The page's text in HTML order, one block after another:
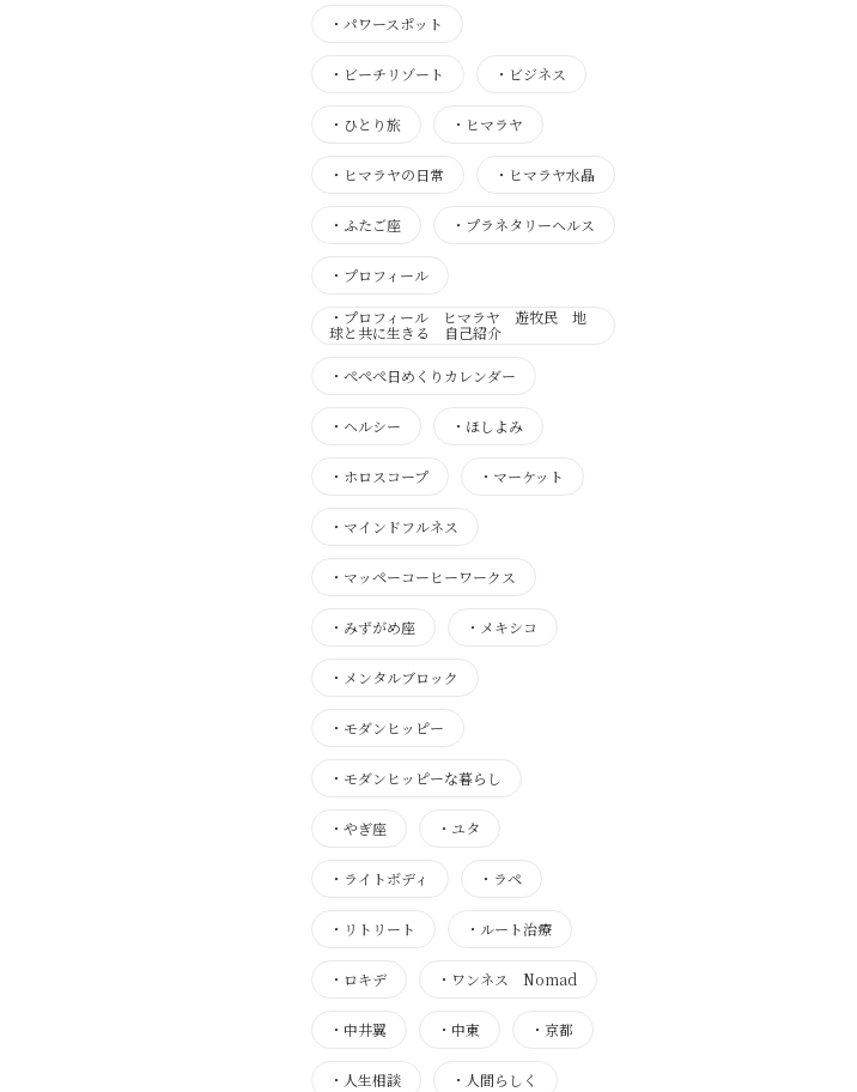
・ パワースポット
・ ビーチリゾート ・ ビジネス
・ ひとり旅 ・ ヒマラヤ
・ ヒマラヤの日常 ・ ヒマラヤ水晶
・ ふたご座 ・ プラネタリーヘルス
・ プロフィール
・ プロフィール ヒマラヤ 遊牧民 地
球と共に生きる 自己紹介
・ ぺぺぺ日めくりカレンダー
・ ヘルシー ・ ほしよみ
・ ホロスコープ ・ マーケット
・ マインドフルネス
・ マッペーコーヒーワークス
・ みずがめ座 ・ メキシコ
・ メンタルブロック
・ モダンヒッピー
・ モダンヒッピーな暮らし
・ やぎ座 ・ ユタ
・ ライトボディ ・ ラペ
・ リトリート ・ ルート治療
・ ロキデ ・ ワンネス Nomad
・ 中井翼 ・ 中東 ・ 京都
・ 人生相談 ・ 人間らしく